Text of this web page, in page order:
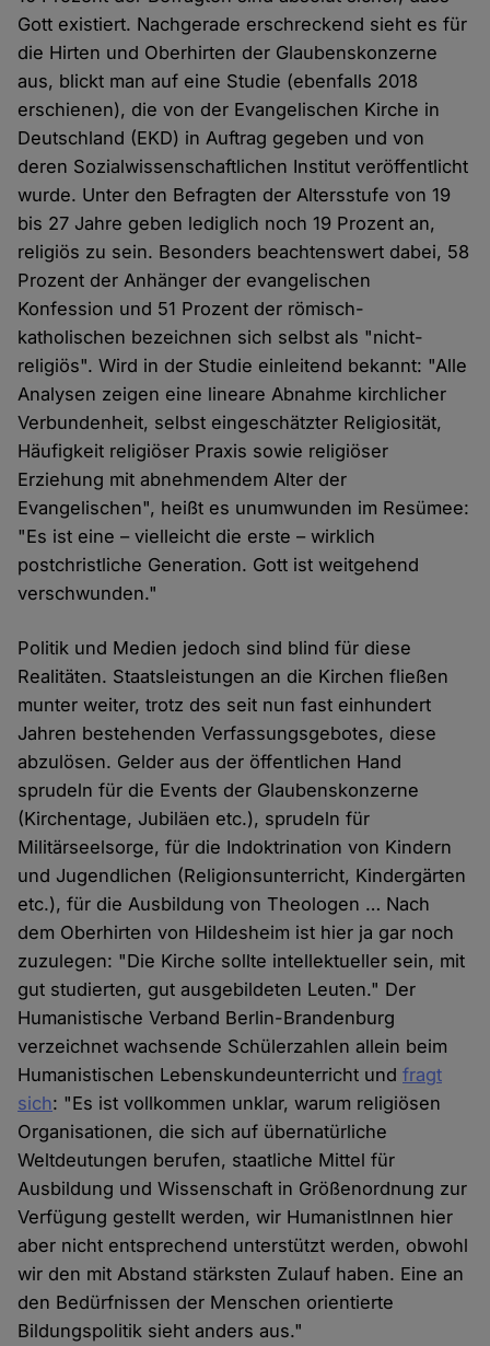
Gott existiert. Nachgerade erschreckend sieht es für
die Hirten und Oberhirten der Glaubenskonzerne
aus, blickt man auf eine Studie (ebenfalls 2018
erschienen), die von der Evangelischen Kirche in
Deutschland (EKD) in Auftrag gegeben und von
deren Sozialwissenschaftlichen Institut veröffentlicht
wurde. Unter den Befragten der Altersstufe von 19
bis 27 Jahre geben lediglich noch 19 Prozent an,
religiös zu sein. Besonders beachtenswert dabei, 58
Prozent der Anhänger der evangelischen
Konfession und 51 Prozent der römisch-
katholischen bezeichnen sich selbst als "nicht-
religiös". Wird in der Studie einleitend bekannt: "Alle
Analysen zeigen eine lineare Abnahme kirchlicher
Verbundenheit, selbst eingeschätzter Religiosität,
Häufigkeit religiöser Praxis sowie religiöser
Erziehung mit abnehmendem Alter der
Evangelischen", heißt es unumwunden im Resümee:
"Es ist eine – vielleicht die erste – wirklich
postchristliche Generation. Gott ist weitgehend
verschwunden."
Politik und Medien jedoch sind blind für diese
Realitäten. Staatsleistungen an die Kirchen fließen
munter weiter, trotz des seit nun fast einhundert
Jahren bestehenden Verfassungsgebotes, diese
abzulösen. Gelder aus der öffentlichen Hand
sprudeln für die Events der Glaubenskonzerne
(Kirchentage, Jubiläen etc.), sprudeln für
Militärseelsorge, für die Indoktrination von Kindern
und Jugendlichen (Religionsunterricht, Kindergärten
etc.), für die Ausbildung von Theologen … Nach
dem Oberhirten von Hildesheim ist hier ja gar noch
zuzulegen: "Die Kirche sollte intellektueller sein, mit
gut studierten, gut ausgebildeten Leuten." Der
Humanistische Verband Berlin-Brandenburg
verzeichnet wachsende Schülerzahlen allein beim
Humanistischen Lebenskundeunterricht undfragt
sich: "Es ist vollkommen unklar, warum religiösen
Organisationen, die sich auf übernatürliche
Weltdeutungen berufen, staatliche Mittel für
Ausbildung und Wissenschaft in Größenordnung zur
Verfügung gestellt werden, wir HumanistInnen hier
aber nicht entsprechend unterstützt werden, obwohl
wir den mit Abstand stärksten Zulauf haben. Eine an
den Bedürfnissen der Menschen orientierte
Bildungspolitik sieht anders aus."